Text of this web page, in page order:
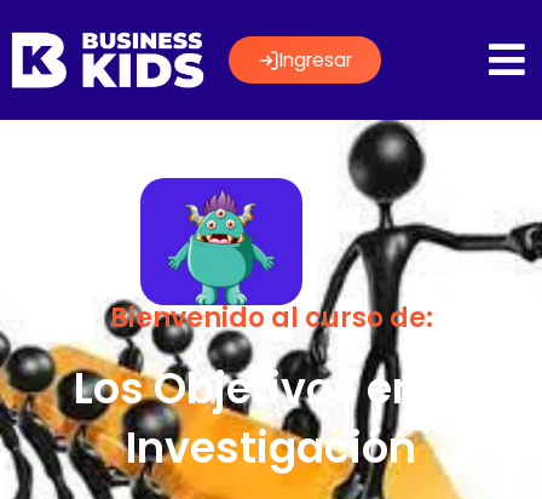
Ingresar
Bienvenido al curso de:
Los Objetivos en la
Investigación